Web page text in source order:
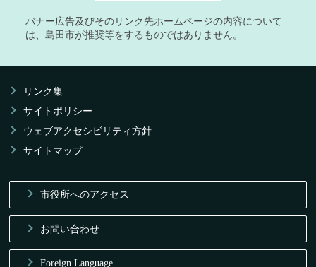
バナー広告及びそのリンク先ホームページの内容について
は、島田市が推奨等をするものではありません。
リンク集
サイトポリシー
ウェブアクセシビリティ方針
サイトマップ
市役所へのアクセス
お問い合わせ
Foreign Language